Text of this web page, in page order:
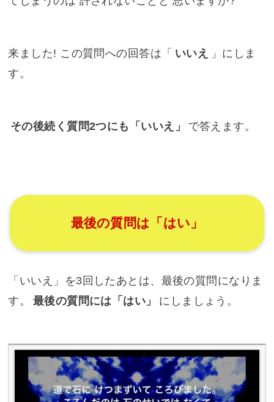
来ました! この質問への回答は「 いいえ
」にしま
す。
その後続く質問2つにも「いいえ」 で答えます。
最後の質問は「はい」
「いいえ」を3回したあとは、最後の質問になりま
す。
最後の質問には「はい」 にしましょう。